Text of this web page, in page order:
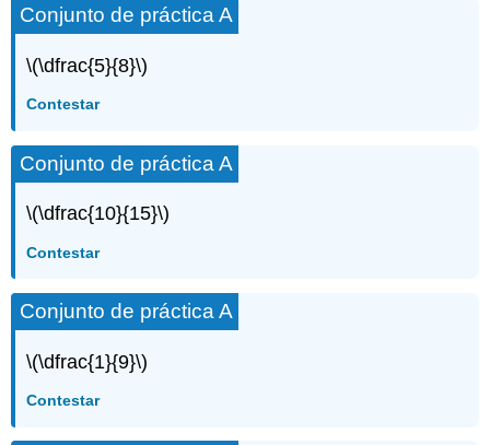
Conjunto de práctica A
\(\dfrac{5}{8}\)
Contestar
Conjunto de práctica A
\(\dfrac{10}{15}\)
Contestar
Conjunto de práctica A
\(\dfrac{1}{9}\)
Contestar